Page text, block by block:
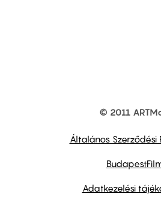
© 2011
Általános Szerződési
Adatkezelési